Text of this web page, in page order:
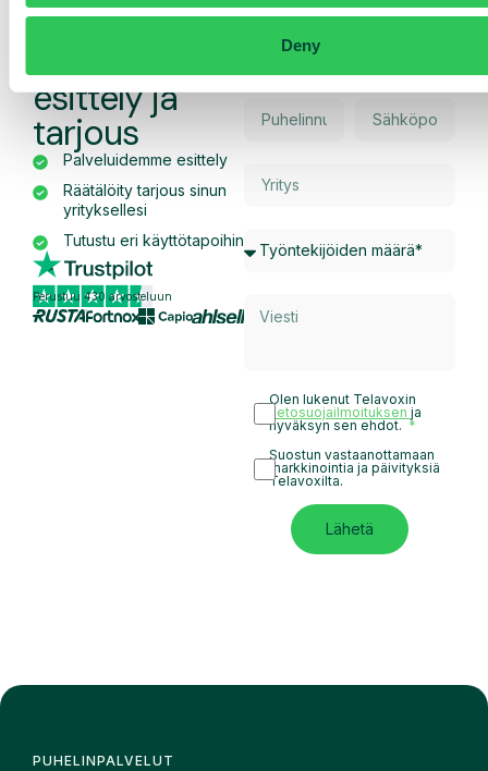
Deny
Pyydä
räätälöity
esittely ja
tarjous
Palveluidemme esittely
Räätälöity tarjous sinun
yrityksellesi
Tutustu eri käyttötapoihin
Perustuu 430 arvosteluun
Olen lukenut Telavoxin
tietosuojailmoituksenja
hyväksyn sen ehdot.
Suostun vastaanottamaan
markkinointia ja päivityksiä
Telavoxilta.
Lähetä
PUHELINPALVELUT